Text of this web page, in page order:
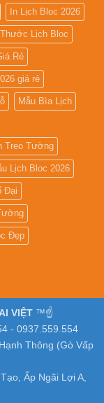
In Lịch Bloc 2026
Lịch Bloc
Rẻ
giá rẻ
Mẫu Bìa Lịch
Treo Tường
Lịch Bloc 2026
Đại
Đẹp
VIỆT ™☝️
- 0937.559.554
Thông (Gò Vấp
Ấp Ngãi Lợi A,